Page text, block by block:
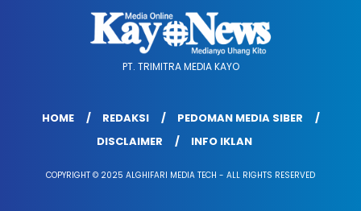
PT. TRIMITRA MEDIA KAYO
HOME REDAKSI
PEDOMAN MEDIA SIBER
DISCLAIMER
INFO IKLAN
COPYRIGHT © 2025 ALGHIFARI MEDIA TECH - ALL RIGHTS RESERVED